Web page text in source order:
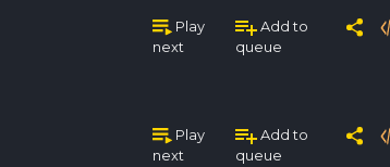
Play
next
Add to
queue
Play
next
Add to
queue